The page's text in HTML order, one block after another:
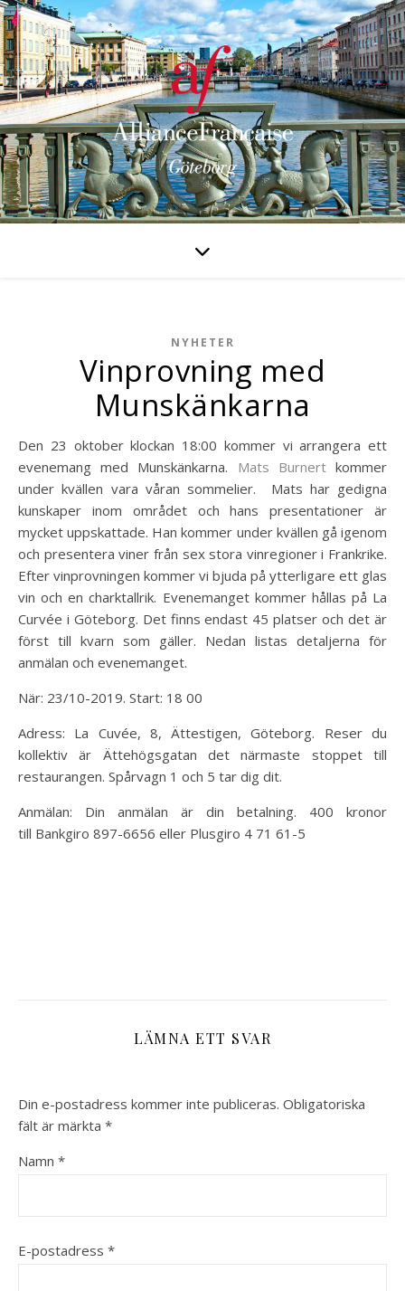
NYHETER
Vinprovning med
Munskänkarna
Den 23 oktober klockan 18:00 kommer vi arrangera ett
evenemang med Munskänkarna. Mats Burnertkommer
under kvällen vara våran sommelier. Mats har gedigna
kunskaper inom området och hans presentationer är
mycket uppskattade. Han kommer under kvällen gå igenom
och presentera viner från sex stora vinregioner i Frankrike.
Efter vinprovningen kommer vi bjuda på ytterligare ett glas
vin och en charktallrik. Evenemanget kommer hållas på La
Curvée i Göteborg. Det finns endast 45 platser och det är
först till kvarn som gäller. Nedan listas detaljerna för
anmälan och evenemanget.
När: 23/10-2019. Start: 18 00
Adress: La Cuvée, 8, Ättestigen, Göteborg. Reser du
kollektiv är Ättehögsgatan det närmaste stoppet till
restaurangen. Spårvagn 1 och 5 tar dig dit.
Anmälan: Din anmälan är din betalning. 400 kronor
till Bankgiro 897-6656 eller Plusgiro 4 71 61-5
LÄMNA ETT SVAR
Din e-postadress kommer inte publiceras. Obligatoriska
fält är märkta *
Namn *
E-postadress *